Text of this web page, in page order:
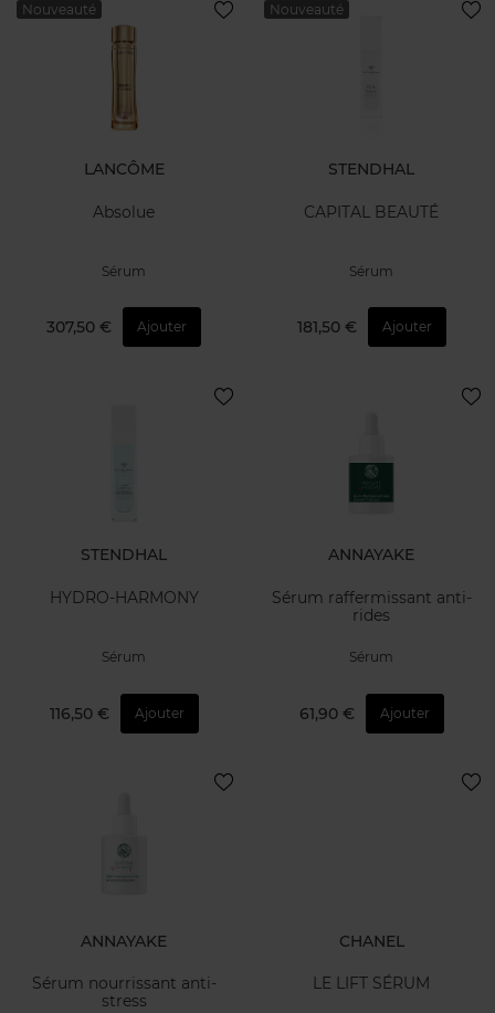
Nouveauté
LANCÔME
Absolue
Sérum
307,50 € Ajouter
Nouveauté
STENDHAL
CAPITAL BEAUTÉ
Sérum
181,50 € Ajouter
STENDHAL
HYDRO-HARMONY
Sérum
116,50 € Ajouter
ANNAYAKE
Sérum raffermissant anti-
rides
Sérum
61,90 € Ajouter
ANNAYAKE
Sérum nourrissant anti-
stress
CHANEL
LE LIFT SÉRUM